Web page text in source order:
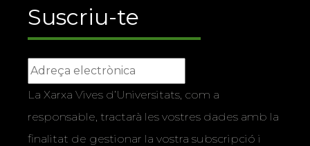
Suscriu-te
La Xarxa Vives d’Universitats, com a
responsable, tractarà les vostres dades amb la
finalitat de gestionar la vostra subscripció i